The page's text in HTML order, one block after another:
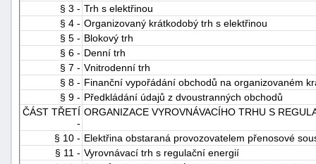
§ 3 - Trh s elektřinou
§ 4 - Organizovaný krátkodobý trh s elektřinou
§ 5 - Blokový trh
§ 6 - Denní trh
§ 7 - Vnitrodenní trh
§ 8 - Finanční vypořádání obchodů na organizovaném
§ 9 - Předkládání údajů z dvoustranných obchodů
ČÁST TŘETÍ
-
ORGANIZACE VYROVNÁVACÍHO TRHU S
§ 10 - Elektřina obstaraná provozovatelem přenosové
§ 11 - Vyrovnávací trh s regulační energií
-
náhrady